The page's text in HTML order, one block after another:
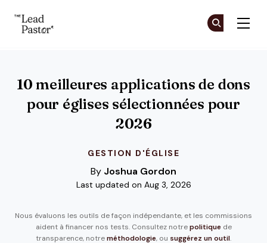
GESTION D'ÉGLISE
10 meilleures applications de dons
pour églises sélectionnées pour
2026
By Joshua Gordon
Last updated on Aug 3, 2026
Nous évaluons les outils de façon indépendante, et les commissions
aident à financer nos tests. Consultez notre politiquede
transparence, notre méthodologie, ou suggérez un outil.